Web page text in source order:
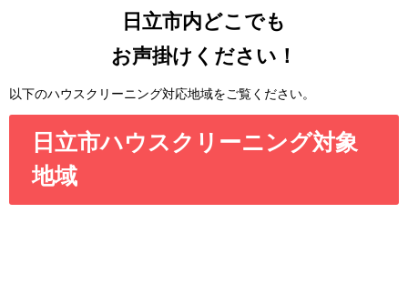
日立市内どこでも
お声掛けください！
以下のハウスクリーニング対応地域をご覧ください。
日立市ハウスクリーニング対象
地域